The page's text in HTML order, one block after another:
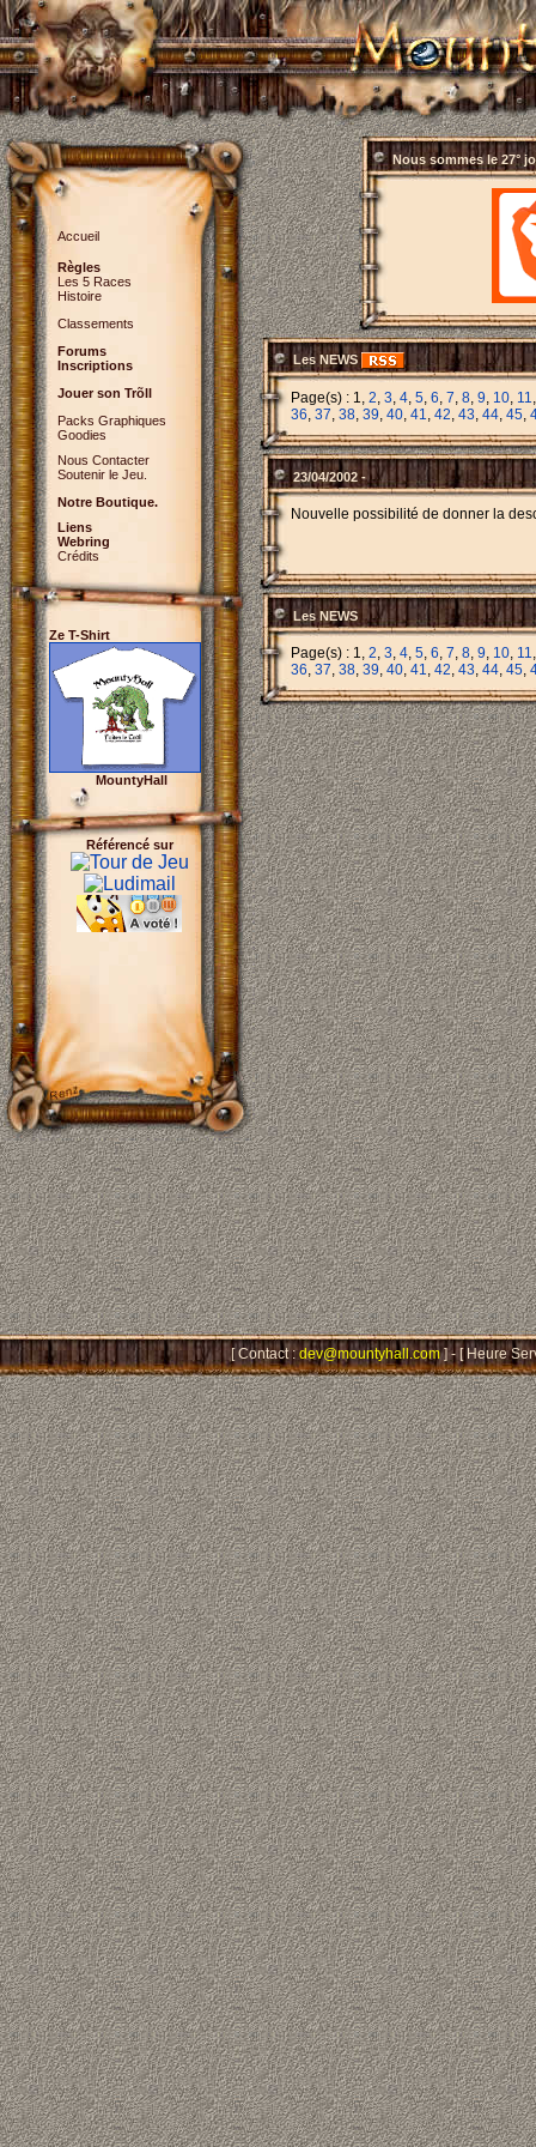
Accueil
Règles
Les 5 Races
Histoire
Classements
Forums
Inscriptions
Jouer son Trõll
Packs Graphiques
Goodies
Nous Contacter
Soutenir le Jeu.
Notre Boutique.
Liens
Webring
Crédits
Ze T-Shirt
MountyHall
Référencé sur
Nous sommes le 27°
Les NEWS
Page(s) : 1, 2, 3, 4, 5, 6, 7, 8, 9, 10, 11
36, 37, 38, 39, 40, 41, 42, 43, 44, 45,
23/04/2002 -
Nouvelle possibilité de donner la
Les NEWS
Page(s) : 1, 2, 3, 4, 5, 6, 7, 8, 9, 10, 11
36, 37, 38, 39, 40, 41, 42, 43, 44, 45,
[ Contact :dev@mountyhall.com] - [ Heure